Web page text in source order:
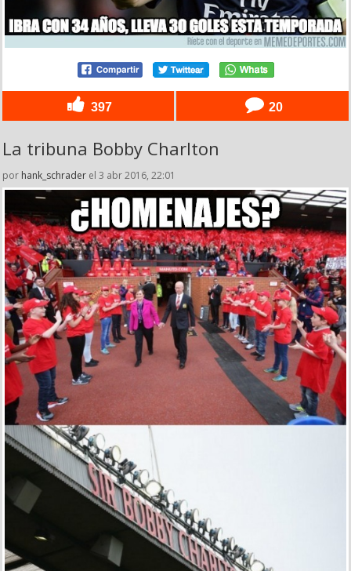
397 20
La tribuna Bobby Charlton
por hank_schrader el 3 abr 2016, 22:01